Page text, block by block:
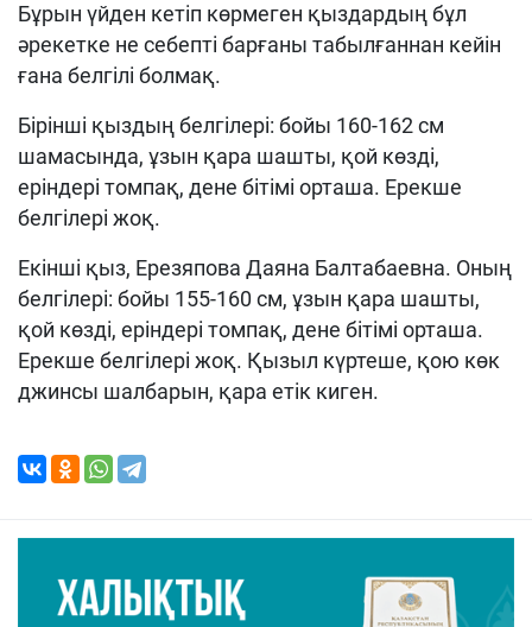
Бұрын үйден кетіп көрмеген қыздардың бұл
әрекетке не себепті барғаны табылғаннан кейін
ғана белгілі болмақ.
Бірінші қыздың белгілері: бойы 160-162 см
шамасында, ұзын қара шашты, қой көзді,
еріндері томпақ, дене бітімі орташа. Ерекше
белгілері жоқ.
Екінші қыз, Ерезяпова Даяна Балтабаевна. Оның
белгілері: бойы 155-160 см, ұзын қара шашты,
қой көзді, еріндері томпақ, дене бітімі орташа.
Ерекше белгілері жоқ. Қызыл күртеше, қою көк
джинсы шалбарын, қара етік киген.